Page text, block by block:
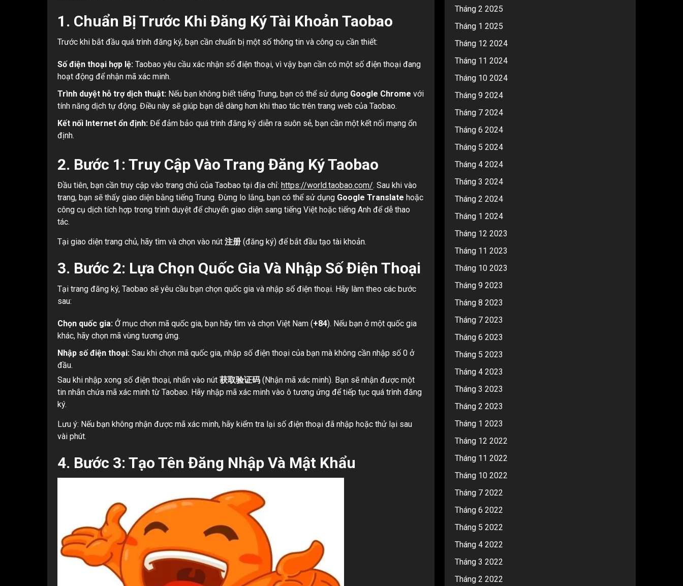
1. Chuẩn Bị Trước Khi Đăng Ký Tài Khoản Taobao
Trước khi bắt đầu quá trình đăng ký, bạn cần chuẩn bị một số thông tin và công cụ cần thiết:
Số điện thoại hợp lệ: Taobao yêu cầu xác nhận số điện thoại, vì vậy bạn cần có một số điện thoại đang
hoạt động để nhận mã xác minh.
Trình duyệt hỗ trợ dịch thuật: Nếu bạn không biết tiếng Trung, bạn có thể sử dụng Google Chrome với
tính năng dịch tự động. Điều này sẽ giúp bạn dễ dàng hơn khi thao tác trên trang web của Taobao.
Kết nối Internet ổn định: Để đảm bảo quá trình đăng ký diễn ra suôn sẻ, bạn cần một kết nối mạng ổn
định.
2. Bước 1: Truy Cập Vào Trang Đăng Ký Taobao
Đầu tiên, bạn cần truy cập vào trang chủ của Taobao tại địa chỉ: https://world.taobao.com/. Sau khi vào
trang, bạn sẽ thấy giao diện bằng tiếng Trung. Đừng lo lắng, bạn có thể sử dụng Google Translate hoặc
công cụ dịch tích hợp trong trình duyệt để chuyển giao diện sang tiếng Việt hoặc tiếng Anh để dễ thao
tác.
Tại giao diện trang chủ, hãy tìm và chọn vào nút 注册 (đăng ký) để bắt đầu tạo tài khoản.
3. Bước 2: Lựa Chọn Quốc Gia Và Nhập Số Điện Thoại
Tại trang đăng ký, Taobao sẽ yêu cầu bạn chọn quốc gia và nhập số điện thoại. Hãy làm theo các bước
sau:
Chọn quốc gia: Ở mục chọn mã quốc gia, bạn hãy tìm và chọn Việt Nam (+84). Nếu bạn ở một quốc gia
khác, hãy chọn mã vùng tương ứng.
Nhập số điện thoại: Sau khi chọn mã quốc gia, nhập số điện thoại của bạn mà không cần nhập số 0 ở
đầu.
Sau khi nhập xong số điện thoại, nhấn vào nút 获取验证码 (Nhận mã xác minh). Bạn sẽ nhận được một
tin nhắn chứa mã xác minh từ Taobao. Hãy nhập mã xác minh vào ô tương ứng để tiếp tục quá trình đăng
ký.
Lưu ý: Nếu bạn không nhận được mã xác minh, hãy kiểm tra lại số điện thoại đã nhập hoặc thử lại sau
vài phút.
4. Bước 3: Tạo Tên Đăng Nhập Và Mật Khẩu
Tháng 2 2025
Tháng 1 2025
Tháng 12 2024
Tháng 11 2024
Tháng 10 2024
Tháng 9 2024
Tháng 7 2024
Tháng 6 2024
Tháng 5 2024
Tháng 4 2024
Tháng 3 2024
Tháng 2 2024
Tháng 1 2024
Tháng 12 2023
Tháng 11 2023
Tháng 10 2023
Tháng 9 2023
Tháng 8 2023
Tháng 7 2023
Tháng 6 2023
Tháng 5 2023
Tháng 4 2023
Tháng 3 2023
Tháng 2 2023
Tháng 1 2023
Tháng 12 2022
Tháng 11 2022
Tháng 10 2022
Tháng 7 2022
Tháng 6 2022
Tháng 5 2022
Tháng 4 2022
Tháng 3 2022
Tháng 2 2022